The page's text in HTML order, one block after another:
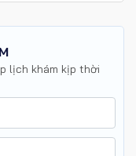
lịch khám kịp thời